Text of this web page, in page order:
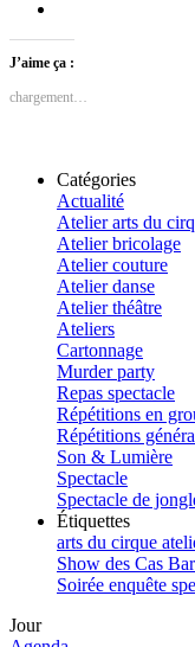
J’aime ça :
chargement…
Catégories
Actualité
Atelier arts du
Atelier bricolage
Atelier couture
Atelier danse
Atelier théâtre
Ateliers
Cartonnage
Murder party
Repas spectacle
Répétitions en
Répétitions
Son & Lumière
Spectacle
Spectacle de
Étiquettes
arts du cirque
Show des Cas
Soirée enquête
Jour